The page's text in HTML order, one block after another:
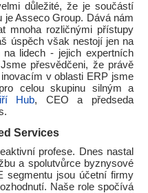
důležité, že je součástí
je Asseco Group. Dává nám
mnoha rozličnými přístupy
úspěch však nestojí jen na
lidech - jejich expertních
přesvědčeni, že právě
v oblasti ERP jsme
celou skupinu silným a
Hub, CEO a předseda
Services
profese. Dnes nastal
a spolutvůrce byznysové
segmentu jsou účetní firmy
Naše role spočívá